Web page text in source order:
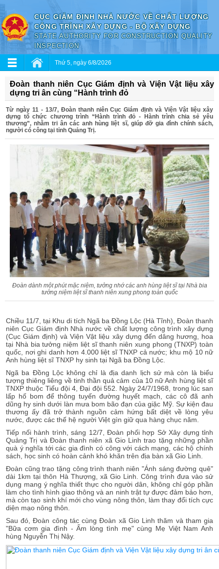
CỤC GIÁM ĐỊNH NHÀ NƯỚC VỀ CHẤT LƯỢNG
CÔNG TRÌNH XÂY DỰNG - BỘ XÂY DỰNG
STATE AUTHORITY FOR CONSTRUCTION QUALITY
INSPECTION
Thứ 5, ngày 6/8/2026
Đoàn thanh niên Cục Giám định và Viện Vật liệu xây
dựng tri ân cùng “Hành trình đỏ
Từ ngày 11 - 13/7, Đoàn thanh niên Cục Giám định và Viện Vật liệu xây
dựng tổ chức chương trình “Hành trình đỏ - Hành trình chia sẻ yêu
thương”, nhằm tri ân các anh hùng liệt sĩ, giúp đỡ gia đình chính sách,
người có công tại tỉnh Quảng Trị.
Đoàn dành một phút mặc niệm, tưởng nhớ các anh hùng liệt sĩ tại Nhà bia
tưởng niệm liệt sĩ thanh niên xung phong toàn quốc
Chiều 11/7, tại Khu di tích Ngã ba Đồng Lộc (Hà Tĩnh), Đoàn thanh
niên Cục Giám định Nhà nước về chất lượng công trình xây dựng
(Cục Giám định) và Viện Vật liệu xây dựng đến dâng hương, hoa
tại Nhà bia tưởng niệm liệt sĩ thanh niên xung phong (TNXP) toàn
quốc, nơi ghi danh hơn 4.000 liệt sĩ TNXP cả nước; khu mộ 10 nữ
Anh hùng liệt sĩ TNXP hy sinh tại Ngã ba Đồng Lộc.
Ngã ba Đồng Lộc không chỉ là địa danh lịch sử mà còn là biểu
tượng thiêng liêng về tinh thần quả cảm của 10 nữ Anh hùng liệt sĩ
TNXP thuộc Tiểu đội 4, Đại đội 552. Ngày 24/7/1968, trong lúc san
lấp hố bom để thông tuyến đường huyết mạch, các cô đã anh
dũng hy sinh dưới làn mưa bom bão đạn của giặc Mỹ. Sự kiện đau
thương ấy đã trở thành nguồn cảm hứng bất diệt về lòng yêu
nước, được các thế hệ người Việt gìn giữ qua hàng chục năm.
Tiếp nối hành trình, sáng 12/7, Đoàn phối hợp Sở Xây dựng tỉnh
Quảng Trị và Đoàn thanh niên xã Gio Linh trao tặng những phần
quà ý nghĩa tới các gia đình có công với cách mạng, các hộ chính
sách, học sinh có hoàn cảnh khó khăn trên địa bàn xã Gio Linh.
Đoàn cũng trao tặng công trình thanh niên "Ánh sáng đường quê"
dài 1km tại thôn Hà Thượng, xã Gio Linh. Công trình đưa vào sử
dụng mang ý nghĩa thiết thực cho người dân, không chỉ góp phần
làm cho tình hình giao thông và an ninh trật tự được đảm bảo hơn,
mà còn tạo sinh khí mới cho vùng nông thôn, làm thay đổi tích cực
diện mạo nông thôn.
Sau đó, Đoàn công tác cùng Đoàn xã Gio Linh thăm và tham gia
"Bữa cơm gia đình - Ấm lòng tình mẹ" cùng Mẹ Việt Nam Anh
hùng Nguyễn Thị Nậy.